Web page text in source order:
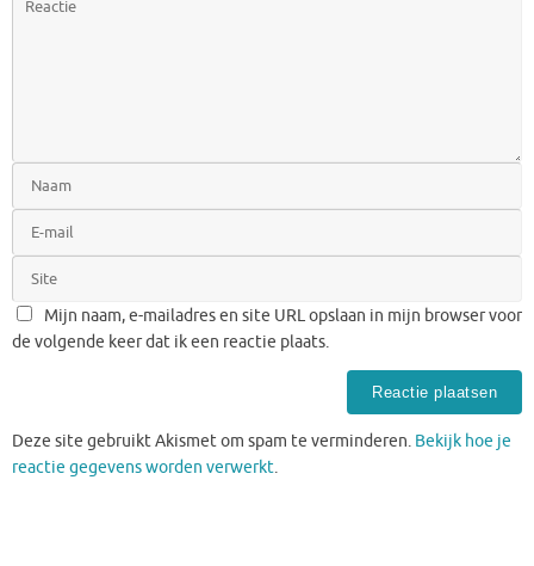
Mijn naam, e-mailadres en site URL opslaan in mijn browser voor
de volgende keer dat ik een reactie plaats.
Deze site gebruikt Akismet om spam te verminderen. Bekijk hoe je
reactie gegevens worden verwerkt.